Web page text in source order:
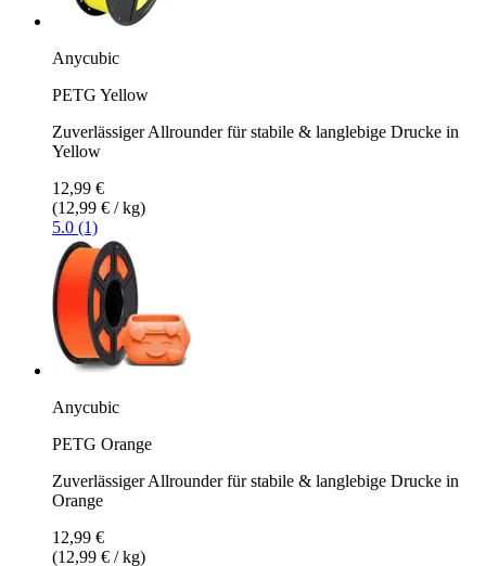
Anycubic
PETG Yellow
Zuverlässiger Allrounder für stabile & langlebige Drucke in
Yellow
12,99 €
(12,99 € / kg)
5.0 (1)
Anycubic
PETG Orange
Zuverlässiger Allrounder für stabile & langlebige Drucke in
Orange
12,99 €
(12,99 € / kg)